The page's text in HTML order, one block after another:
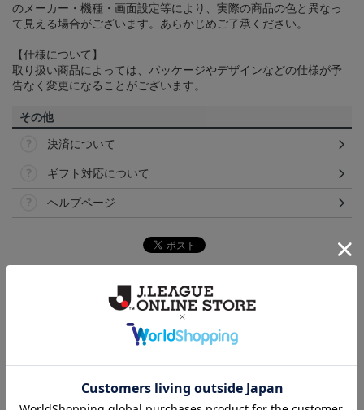
のメーカー・機種・画面設定等により、実際の商品の色と異なっ
て見える場合がございます。あらかじめご了承ください。
【仕様について】
取り扱い商品によっては、パッケージやデザインなどの仕様が予
告なく変更になることがございます。
その他
決済について
ギフト対応について
ヘルプページ